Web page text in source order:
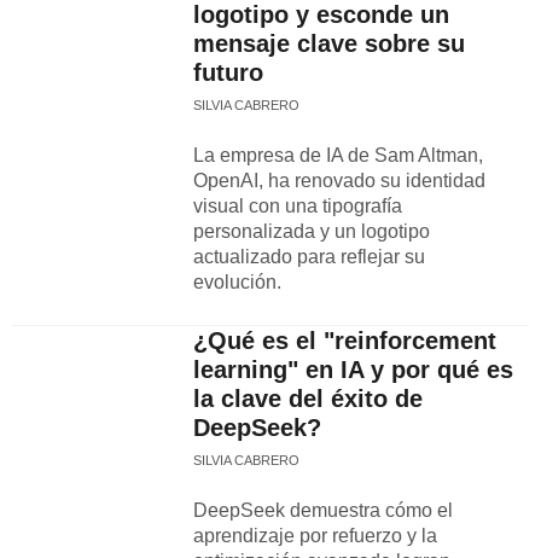
logotipo y esconde un
mensaje clave sobre su
futuro
SILVIA CABRERO
La empresa de IA de Sam Altman,
OpenAI, ha renovado su identidad
visual con una tipografía
personalizada y un logotipo
actualizado para reflejar su
evolución.
¿Qué es el "reinforcement
learning" en IA y por qué es
la clave del éxito de
DeepSeek?
SILVIA CABRERO
DeepSeek demuestra cómo el
aprendizaje por refuerzo y la